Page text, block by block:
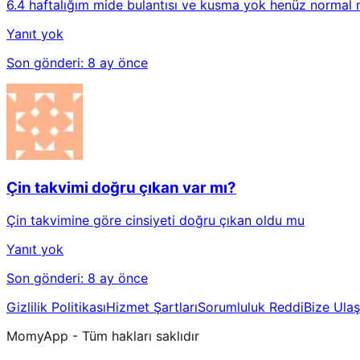
6.4 haftalığım mide bulantısı ve kusma yok henüz normal
Yanıt yok
Son gönderi: 8 ay önce
Çin takvimi doğru çıkan var mı?
Çin takvimine göre cinsiyeti doğru çıkan oldu mu
Yanıt yok
Son gönderi: 8 ay önce
Gizlilik PolitikasıHizmet ŞartlarıSorumluluk ReddiBize
MomyApp - Tüm hakları saklıdır